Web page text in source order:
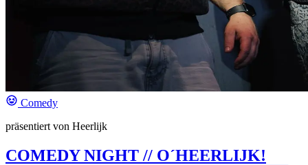
Comedy
präsentiert von Heerlijk
COMEDY NIGHT // O´HEERLIJK!